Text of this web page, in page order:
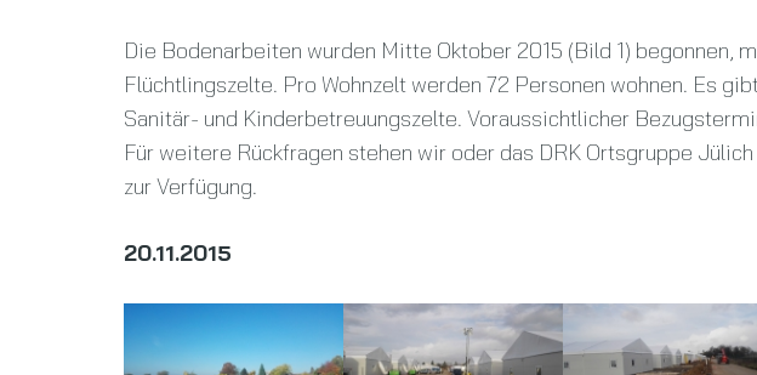
Die Bodenarbeiten wurden Mitte Oktober 2015 (Bild 1) begonnen,
Flüchtlingszelte. Pro Wohnzelt werden 72 Personen wohnen. Es
Sanitär- und Kinderbetreuungszelte. Voraussichtlicher
Für weitere Rückfragen stehen wir oder das DRK Ortsgruppe
zur Verfügung.
20.11.2015